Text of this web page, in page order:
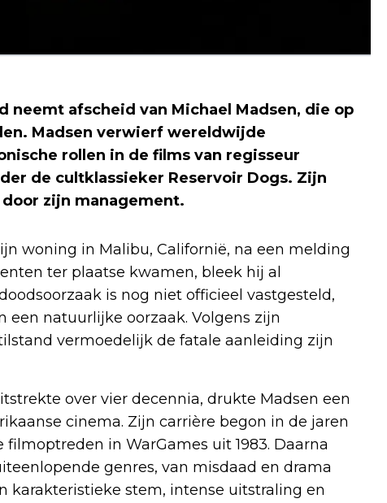
neemt afscheid van Michael Madsen, die op
Madsen verwierf wereldwijde
rollen in de films van regisseur
de cultklassieker Reservoir Dogs. Zijn
zijn management.
woning in Malibu, Californië, na een melding
ter plaatse kwamen, bleek hij al
is nog niet officieel vastgesteld,
een natuurlijke oorzaak. Volgens zijn
vermoedelijk de fatale aanleiding zijn
over vier decennia, drukte Madsen een
cinema. Zijn carrière begon in de jaren
in WarGames uit 1983. Daarna
genres, van misdaad en drama
karakteristieke stem, intense uitstraling en